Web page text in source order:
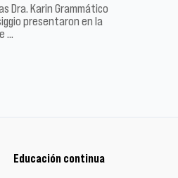
Dra. Karin Grammático
presentaron en la
…
Educación continua